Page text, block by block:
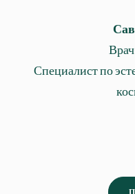
Специалист по